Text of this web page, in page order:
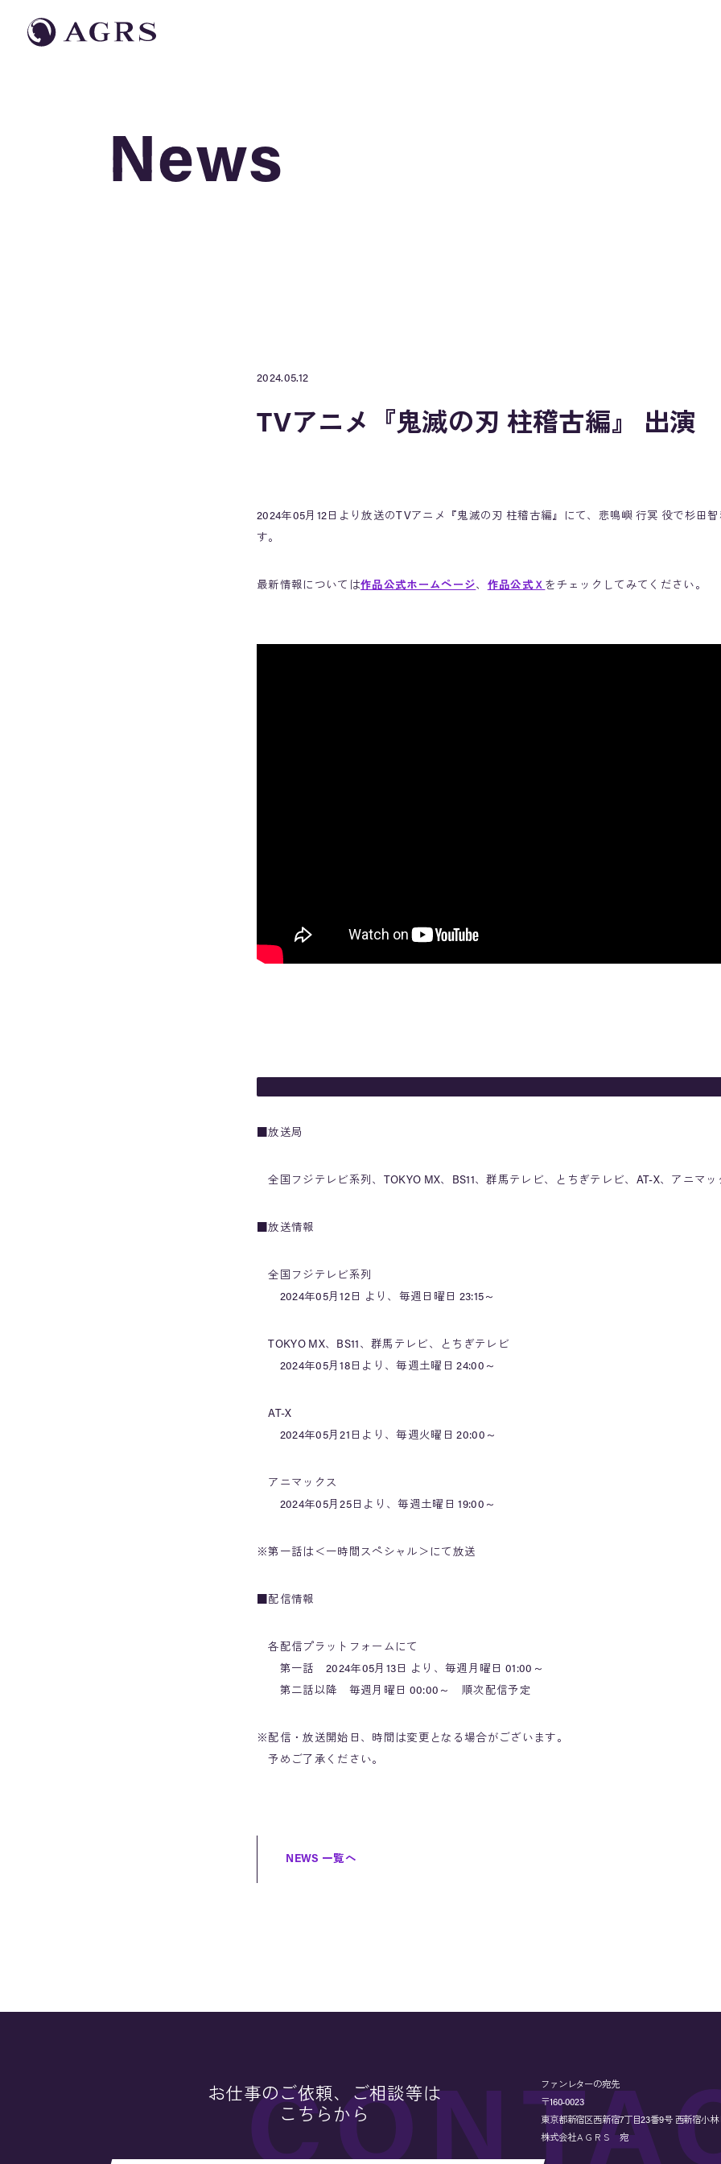
News
News
2024.05.12
TVアニメ『鬼滅の刃 柱稽古編』 出演
2024年05月12日より放送のTVアニメ『鬼滅の刃 柱稽古編』にて、悲鳴嶼 行冥 役で杉田
す。
最新情報については作品公式ホームページ、 作品公式Ｘ をチェックしてみてください。
■放送局
全国フジテレビ系列、TOKYO MX、BS11、群馬テレビ、とちぎテレビ、AT-X、アニマッ
■放送情報
全国フジテレビ系列
2024年05月12日 より、毎週日曜日 23:15～
TOKYO MX、BS11、群馬テレビ、とちぎテレビ
2024年05月18日より、毎週土曜日 24:00～
AT-X
2024年05月21日より、毎週火曜日 20:00～
アニマックス
2024年05月25日より、毎週土曜日 19:00～
※第一話は＜一時間スペシャル＞にて放送
■配信情報
各配信プラットフォームにて
第一話 2024年05月13日 より、毎週月曜日 01:00～
第二話以降 毎週月曜日 00:00～ 順次配信予定
※配信・放送開始日、時間は変更となる場合がございます。
予めご了承ください。
NEWS 一覧へ
お仕事のご依頼、ご相談等は
こちらから
ファンレターの宛先
〒160-0023
東京都新宿区西新宿7丁目23番9号 西新宿小林
株式会社ＡＧＲＳ 宛